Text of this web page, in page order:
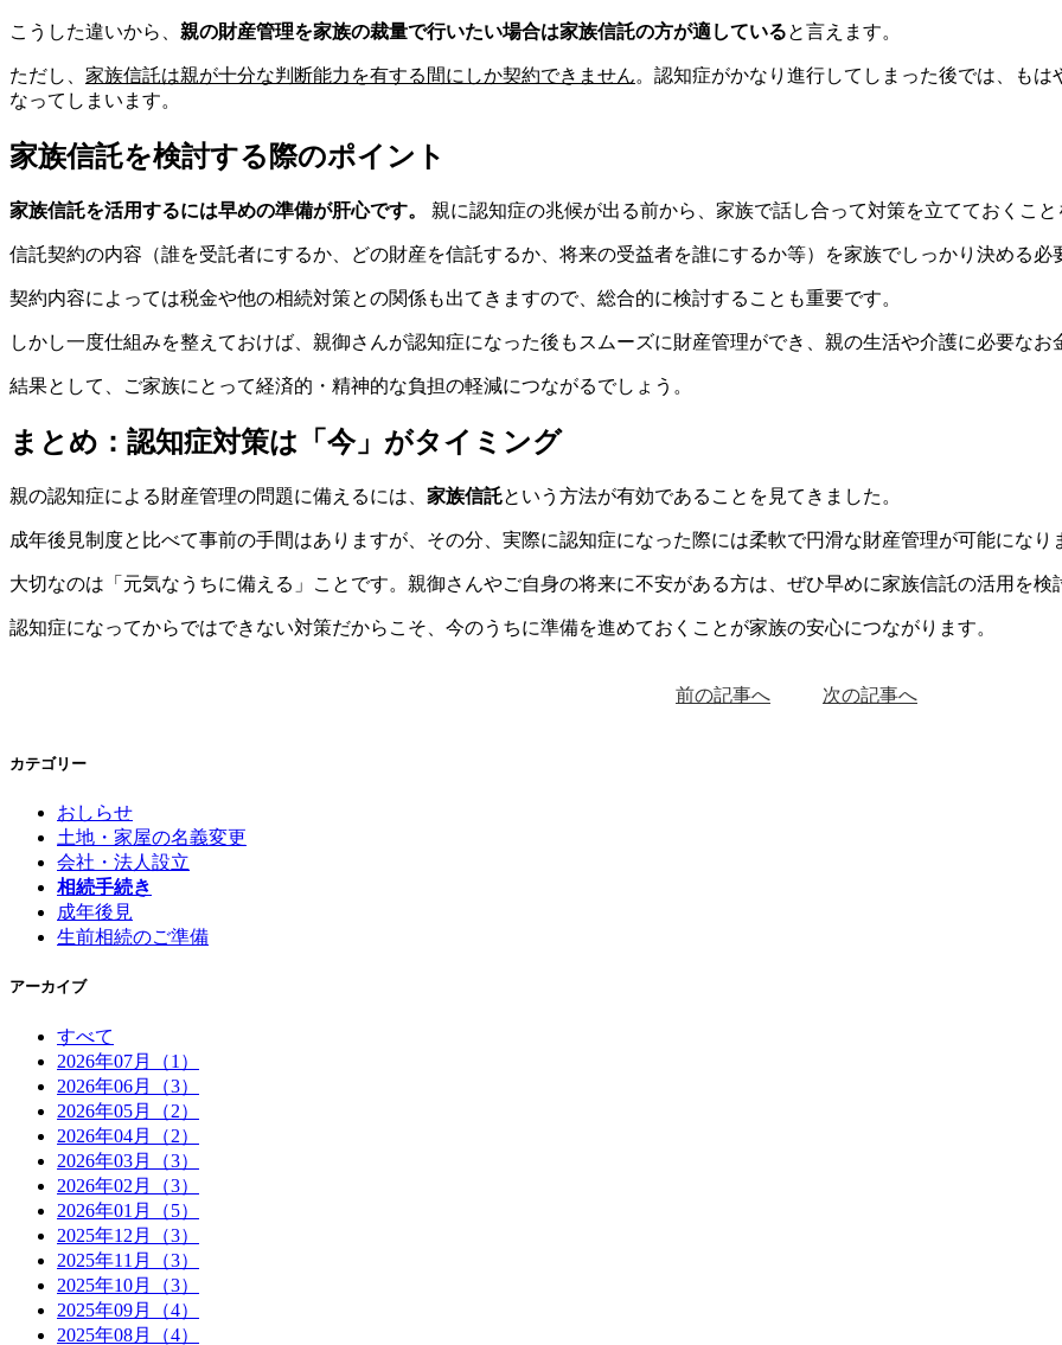
こうした違いから、 親の財産管理を家族の裁量で行いたい場合は家族信託の方が適していると言えます。
ただし、 家族信託は親が十分な判断能力を有する間にしか契約できません。認知症がかなり進行してしまった後では、も
なってしまいます。
家族信託を検討する際のポイント
家族信託を活用するには早めの準備が肝心です。 親に認知症の兆候が出る前から、家族で話し合って対策を立てておくこと
信託契約の内容（誰を受託者にするか、どの財産を信託するか、将来の受益者を誰にするか等）を家族でしっかり決める必
契約内容によっては税金や他の相続対策との関係も出てきますので、総合的に検討することも重要です。
しかし一度仕組みを整えておけば、親御さんが認知症になった後もスムーズに財産管理ができ、親の生活や介護に必要なお
結果として、ご家族にとって経済的・精神的な負担の軽減につながるでしょう。
まとめ：認知症対策は「今」がタイミング
親の認知症による財産管理の問題に備えるには、 家族信託という方法が有効であることを見てきました。
成年後見制度と比べて事前の手間はありますが、その分、実際に認知症になった際には柔軟で円滑な財産管理が可能になり
大切なのは「元気なうちに備える」ことです。親御さんやご自身の将来に不安がある方は、ぜひ早めに家族信託の活用を検
認知症になってからではできない対策だからこそ、今のうちに準備を進めておくことが家族の安心につながります。
前の記事へ 次の記事へ
カテゴリー
おしらせ
土地・家屋の名義変更
会社・法人設立
相続手続き
成年後見
生前相続のご準備
アーカイブ
すべて
2026年07月（1）
2026年06月（3）
2026年05月（2）
2026年04月（2）
2026年03月（3）
2026年02月（3）
2026年01月（5）
2025年12月（3）
2025年11月（3）
2025年10月（3）
2025年09月（4）
2025年08月（4）